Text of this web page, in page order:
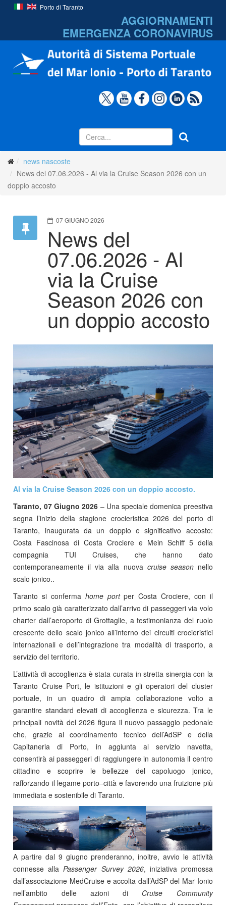
Porto di Taranto
AGGIORNAMENTI
EMERGENZA CORONAVIRUS
news nascoste
News del 07.06.2026 - Al via la Cruise Season 2026 con un
doppio accosto
07 GIUGNO 2026
News del
07.06.2026 - Al
via la Cruise
Season 2026 con
un doppio accosto
Al via la Cruise Season 2026 con un doppio accosto.
Taranto, 07 Giugno 2026 – Una speciale domenica preestiva
segna l’inizio della stagione crocieristica 2026 del porto di
Taranto, inaugurata da un doppio e significativo accosto:
Costa Fascinosa di Costa Crociere e Mein Schiff 5 della
compagnia TUI Cruises, che hanno dato
contemporaneamente il via alla nuova cruise seasonnello
scalo jonico..
Taranto si conferma home portper Costa Crociere, con il
primo scalo già caratterizzato dall’arrivo di passeggeri via volo
charter dall’aeroporto di Grottaglie, a testimonianza del ruolo
crescente dello scalo jonico all’interno dei circuiti crocieristici
internazionali e dell’integrazione tra modalità di trasporto, a
servizio del territorio.
L’attività di accoglienza è stata curata in stretta sinergia con la
Taranto Cruise Port, le istituzioni e gli operatori del cluster
portuale, in un quadro di ampia collaborazione volto a
garantire standard elevati di accoglienza e sicurezza. Tra le
principali novità del 2026 figura il nuovo passaggio pedonale
che, grazie al coordinamento tecnico dell’AdSP e della
Capitaneria di Porto, in aggiunta al servizio navetta,
consentirà ai passeggeri di raggiungere in autonomia il centro
cittadino e scoprire le bellezze del capoluogo jonico,
rafforzando il legame porto–città e favorendo una fruizione più
immediata e sostenibile di Taranto.
A partire dal 9 giugno prenderanno, inoltre, avvio le attività
connesse allaPassenger Survey 2026, iniziativa promossa
dall’associazione MedCruise e accolta dall’AdSP del Mar Ionio
nell’ambito delle azioni di Cruise Community